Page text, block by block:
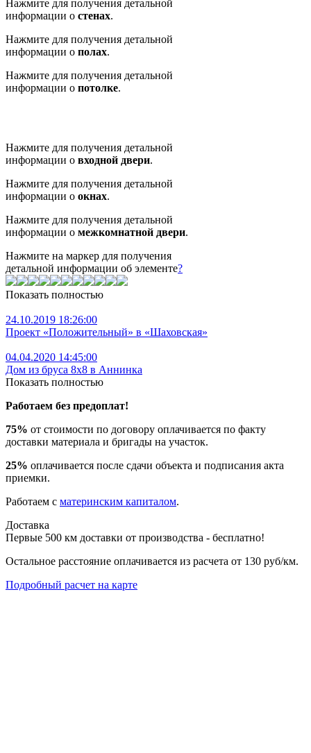
Нажмите для получения детальной
информации о стенах.
Нажмите для получения детальной
информации о полах.
Нажмите для получения детальной
информации о потолке.
Нажмите для получения детальной
информации о входной двери.
Нажмите для получения детальной
информации о окнах.
Нажмите для получения детальной
информации о межкомнатной двери.
Нажмите на маркер для получения
детальной информации об элементе?
Показать полностью
24.10.2019 18:26:00
Проект «Положительный» в «Шаховская»
04.04.2020 14:45:00
Дом из бруса 8х8 в Аннинка
Показать полностью
Работаем без предоплат!
75% от стоимости по договору оплачивается по факту
доставки материала и бригады на участок.
25% оплачивается после сдачи объекта и подписания акта
приемки.
Работаем с материнским капиталом.
Доставка
Первые 500 км доставки от производства - бесплатно!
Остальное расстояние оплачивается из расчета от 130 руб/км.
Подробный расчет на карте